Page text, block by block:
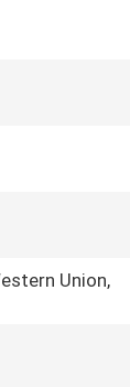
Union,